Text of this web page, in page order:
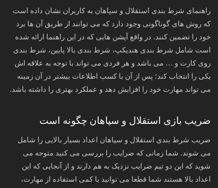
راهنمای شرط بندی استقلال و سپاهان به کاربران نشان داده‌ است
که روش‌ های گوناگونی وجود دارد که می‌ توانند از طریق آن‌ ها برد
خود را تضمین کنند. در واقع آپشن هایی که در این راهنما ارائه‌ شده
است شامل شرط بندی هندیکپ، شرط بندی بالا پایین، شرط بندی
روی کارت و … می‌ باشد و هر فردی می‌ تواند با توجه به علاقه‌ اش
یکی را انتخاب کند؛ پس‌ از آن با کسب اطلاعات بیشتر در آن زمینه
می‌ تواند مهارت خود را افزایش دهد و عملکرد بهتری را داشته باشد.
ضریب بازی استقلال و سپاهان چگونه است
ضریب شرط بندی استقلال و سپاهان اعداد بسیار بالایی را شامل
می شوند. شما زمانی که ضرایب را بررسی می‌ کنید متوجه می‌
شوید که این دو تیم ضرایب نزدیک به‌ هم دارند و از آنجایی‌ که این
اعداد بالا هستند شما قطعا می‌ توانید با کمی استفاده از مهارت،